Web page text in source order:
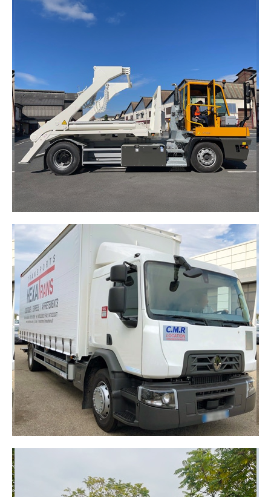
ENGINS
Parfaite pour le transport d'engins de chantier ou
de matériel lourd, offrant robustesse et sécurité.​
DÉCOUVRIR
TRACTEURS DE PARC
MULTIBENNES
Conçus sur mesure pour répondre aux contraintes
spécifiques de certains sites de manutention. Une
innovation récente dans notre flotte, pensée pour
améliorer la productivité et l’adaptabilité de vos
opérations.
DÉCOUVRIR
CAMION PORTEUR 19T